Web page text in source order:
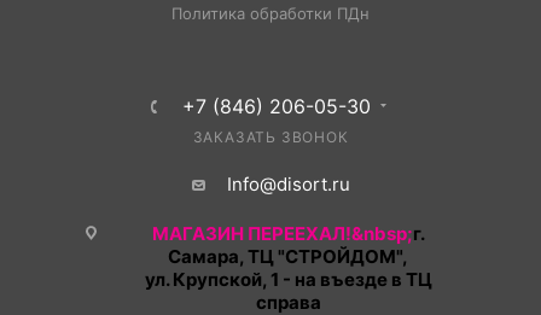
Политика обработки ПДн
+7 (846) 206-05-30
ЗАКАЗАТЬ ЗВОНОК
Info@disort.ru
МАГАЗИН ПЕРЕЕХАЛ!&nbsp;г.
Самара, ТЦ "СТРОЙДОМ",
ул. Крупской, 1 - на въезде в ТЦ
справа